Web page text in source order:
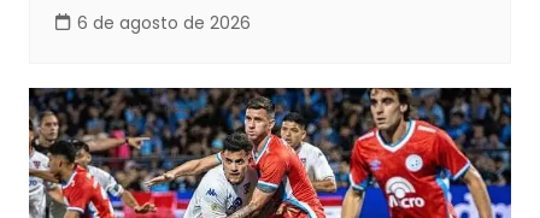
6 de agosto de 2026